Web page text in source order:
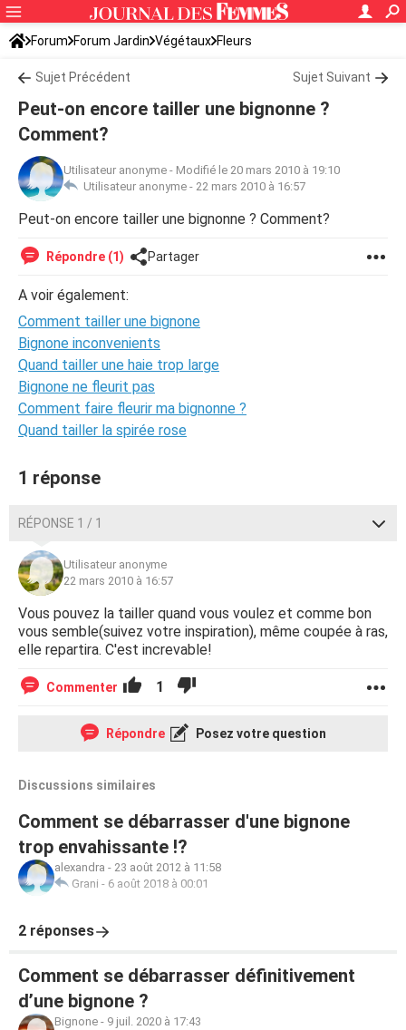
Forum Forum Jardin Végétaux Fleurs
Sujet Précédent Sujet Suivant
Peut-on encore tailler une bignonne ?
Comment?
Utilisateur anonyme - Modifié le 20 mars 2010 à 19:10
Utilisateur anonyme - 22 mars 2010 à 16:57
Peut-on encore tailler une bignonne ? Comment?
Répondre (1) Partager
A voir également:
Comment tailler une bignone
Bignone inconvenients
Quand tailler une haie trop large
Bignone ne fleurit pas
Comment faire fleurir ma bignonne ?
Quand tailler la spirée rose
1 réponse
RÉPONSE 1 / 1
Utilisateur anonyme
22 mars 2010 à 16:57
Vous pouvez la tailler quand vous voulez et comme bon
vous semble(suivez votre inspiration), même coupée à ras,
elle repartira. C'est increvable!
Commenter 1
Répondre Posez votre question
Discussions similaires
Comment se débarrasser d'une bignone
trop envahissante !?
alexandra - 23 août 2012 à 11:58
Grani - 6 août 2018 à 00:01
2 réponses
Comment se débarrasser définitivement
d’une bignone ?
Bignone - 9 juil. 2020 à 17:43